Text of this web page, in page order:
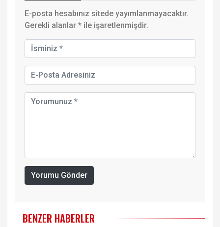
E-posta hesabınız sitede yayımlanmayacaktır.
Gerekli alanlar * ile işaretlenmişdir.
Yorumu Gönder
BENZER HABERLER